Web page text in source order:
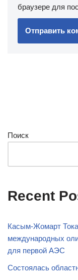
браузере для
Поиск
Recent
Касым-Жомарт
международных
для первой АЭС
Состоялась